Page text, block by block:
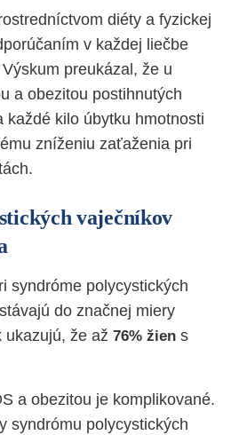
diéty a fyzickej
v každej liečbe
preukázal, že u
a obezitou postihnutých
každé kilo úbytku hmotnosti
zníženiu zaťaženia pri
vaječníkov
syndróme polycystických
do značnej miery
ukazujú, že až 76% žien s
a obezitou je komplikované.
syndrómu polycystických